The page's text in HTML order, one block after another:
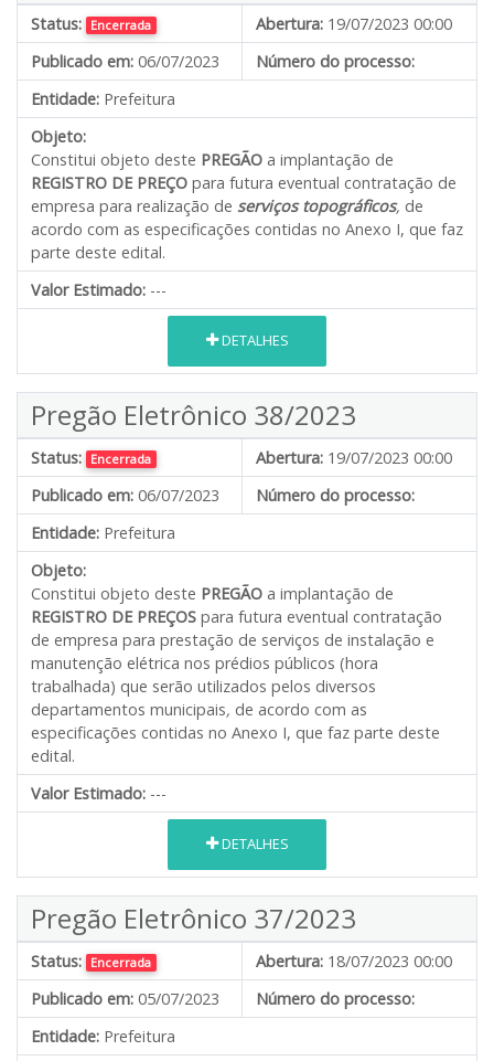
Status: Encerrada Abertura: 19/07/2023 00:00
Publicado em: 06/07/2023
Número do processo:
Entidade: Prefeitura
Objeto:
Constitui objeto deste PREGÃO a implantação de
REGISTRO DE PREÇO para futura eventual contratação de
empresa para realização de serviços topográficos, de
acordo com as especificações contidas no Anexo I, que faz
parte deste edital.
Valor Estimado: ---
DETALHES
Pregão Eletrônico 38/2023
Status: Encerrada Abertura: 19/07/2023 00:00
Publicado em: 06/07/2023
Número do processo:
Entidade: Prefeitura
Objeto:
Constitui objeto deste PREGÃO a implantação de
REGISTRO DE PREÇOS para futura eventual contratação
de empresa para prestação de serviços de instalação e
manutenção elétrica nos prédios públicos (hora
trabalhada) que serão utilizados pelos diversos
departamentos municipais, de acordo com as
especificações contidas no Anexo I, que faz parte deste
edital.
Valor Estimado: ---
DETALHES
Pregão Eletrônico 37/2023
Status: Encerrada Abertura: 18/07/2023 00:00
Publicado em: 05/07/2023
Número do processo:
Entidade: Prefeitura